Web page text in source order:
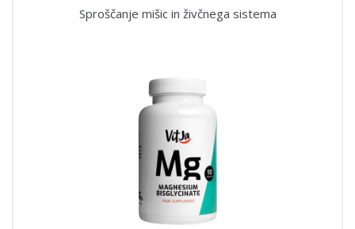
Sproščanje mišic in živčnega sistema